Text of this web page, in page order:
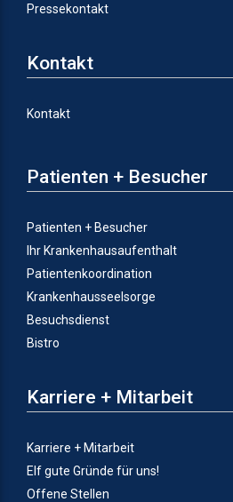
Pressekontakt
Kontakt
Kontakt
Patienten + Besucher
Patienten + Besucher
Ihr Krankenhausaufenthalt
Patientenkoordination
Krankenhausseelsorge
Besuchsdienst
Bistro
Karriere + Mitarbeit
Karriere + Mitarbeit
Elf gute Gründe für uns!
Offene Stellen